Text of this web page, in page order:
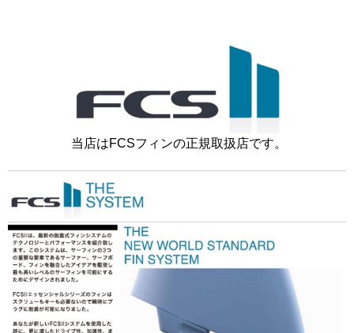
当店はFCSフィンの正規取扱店です。